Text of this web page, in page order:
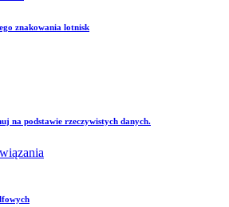
znakowania lotnisk
na podstawie rzeczywistych danych.